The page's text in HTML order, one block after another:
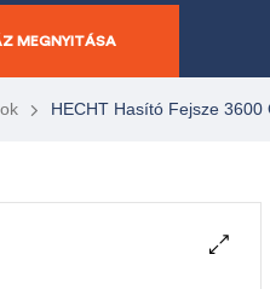
MEGNYITÁSA
HECHT Hasító Fejsze 3600